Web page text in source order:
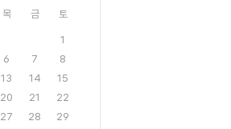
목 금 토
1
6 7
8
13 14
15
20 21
22
27 28
29